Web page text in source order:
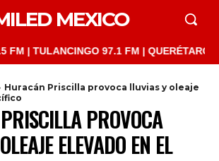
MEXICO
97.1 FM | QUERÉTARO
Huracán Priscilla provoca lluvias y oleaje
PROVOCA
ELEVADO EN EL